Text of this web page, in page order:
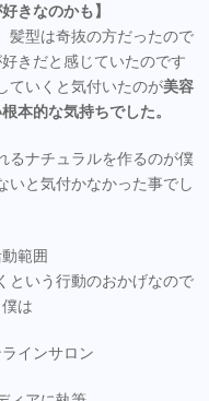
きなのかも】
髪型は奇抜の方だったので
きだと感じていたのです
ていくと気付いたのが美容
本的な気持ちでした。
るナチュラルを作るのが僕
いと気付かなかった事でし
範囲
という行動のおかげなので
は
インサロン